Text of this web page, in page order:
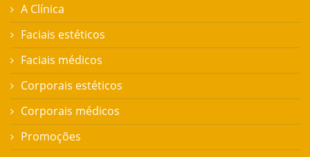
A Clínica
Faciais estéticos
Faciais médicos
Corporais estéticos
Corporais médicos
Promoções